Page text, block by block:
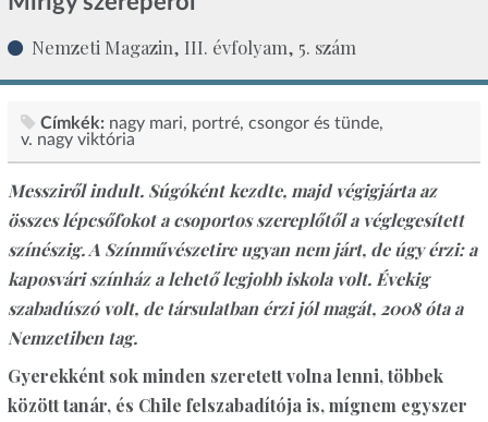
Nemzeti Magazin, III. évfolyam, 5. szám
Címkék: nagy mari portré csongor és tünde
v. nagy viktória
Messziről indult. Súgóként kezdte, majd végigjárta az
összes lépcsőfokot a csoportos szereplőtől a véglegesített
színészig. A Színművészetire ugyan nem járt, de úgy érzi: a
kaposvári színház a lehető legjobb iskola volt. Évekig
szabadúszó volt, de társulatban érzi jól magát, 2008 óta a
Nemzetiben tag.
Gyerekként sok minden szeretett volna lenni, többek
között tanár, és Chile felszabadítója is, mígnem egyszer